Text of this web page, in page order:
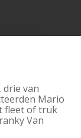
drie van
Mario
fleet of truk
Van